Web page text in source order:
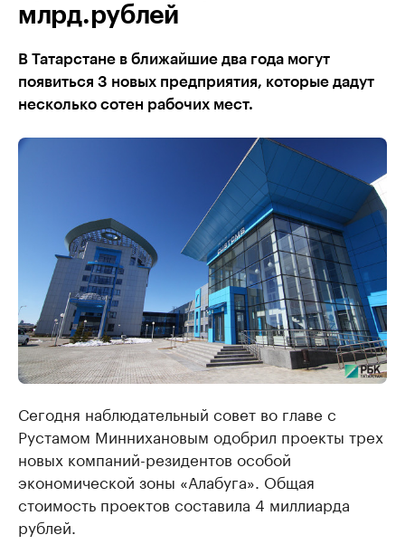
млрд.рублей
В Татарстане в ближайшие два года могут
появиться 3 новых предприятия, которые дадут
несколько сотен рабочих мест.
Сегодня наблюдательный совет во главе с
Рустамом Миннихановым одобрил проекты трех
новых компаний-резидентов особой
экономической зоны «Алабуга». Общая
стоимость проектов составила 4 миллиарда
рублей.